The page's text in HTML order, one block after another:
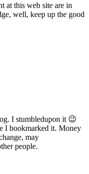
at this web site are in
well, keep up the good
I stumbledupon it 😉
I bookmarked it. Money
may
people.